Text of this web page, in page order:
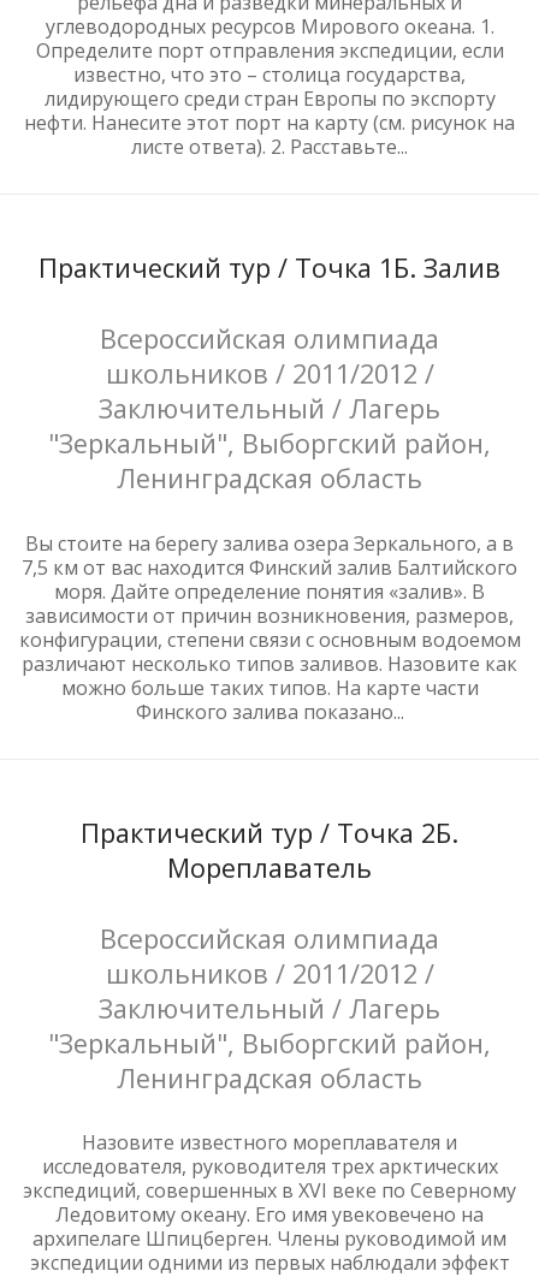
углеводородных ресурсов Мирового океана. 1.
Определите порт отправления экспедиции, если
известно, что это – столица государства,
лидирующего среди стран Европы по экспорту
нефти. Нанесите этот порт на карту (см. рисунок на
листе ответа). 2. Расставьте...
Практический тур / Точка 1Б. Залив
Всероссийская олимпиада
школьников / 2011/2012 /
Заключительный / Лагерь
"Зеркальный", Выборгский район,
Ленинградская область
Вы стоите на берегу залива озера Зеркального, а в
7,5 км от вас находится Финский залив Балтийского
моря. Дайте определение понятия «залив». В
зависимости от причин возникновения, размеров,
конфигурации, степени связи с основным водоемом
различают несколько типов заливов. Назовите как
можно больше таких типов. На карте части
Финского залива показано...
Практический тур / Точка 2Б.
Мореплаватель
Всероссийская олимпиада
школьников / 2011/2012 /
Заключительный / Лагерь
"Зеркальный", Выборгский район,
Ленинградская область
Назовите известного мореплавателя и
исследователя, руководителя трех арктических
экспедиций, совершенных в XVI веке по Северному
Ледовитому океану. Его имя увековечено на
архипелаге Шпицберген. Члены руководимой им
экспедиции одними из первых наблюдали эффект